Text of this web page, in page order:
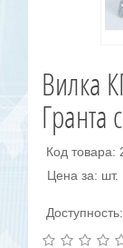
Вилка
Гранта
Код товара:
Цена за: шт.